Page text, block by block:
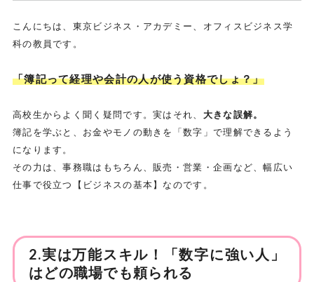
こんにちは、東京ビジネス・アカデミー、オフィスビジネス学
科の教員です。
「簿記って経理や会計の人が使う資格でしょ？」
高校生からよく聞く疑問です。実はそれ、 大きな誤解。
簿記を学ぶと、お金やモノの動きを「数字」で理解できるよう
になります。
その力は、事務職はもちろん、販売・営業・企画など、幅広い
仕事で役立つ【ビジネスの基本】なのです。
2.実は万能スキル！「数字に強い人」
はどの職場でも頼られる